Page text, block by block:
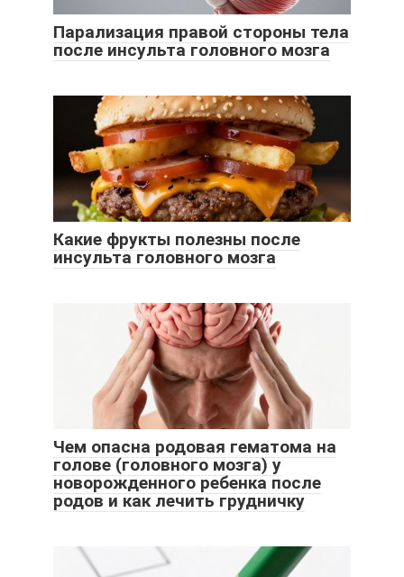
Парализация правой стороны тела
после инсульта головного мозга
Какие фрукты полезны после
инсульта головного мозга
Чем опасна родовая гематома на
голове (головного мозга) у
новорожденного ребенка после
родов и как лечить грудничку